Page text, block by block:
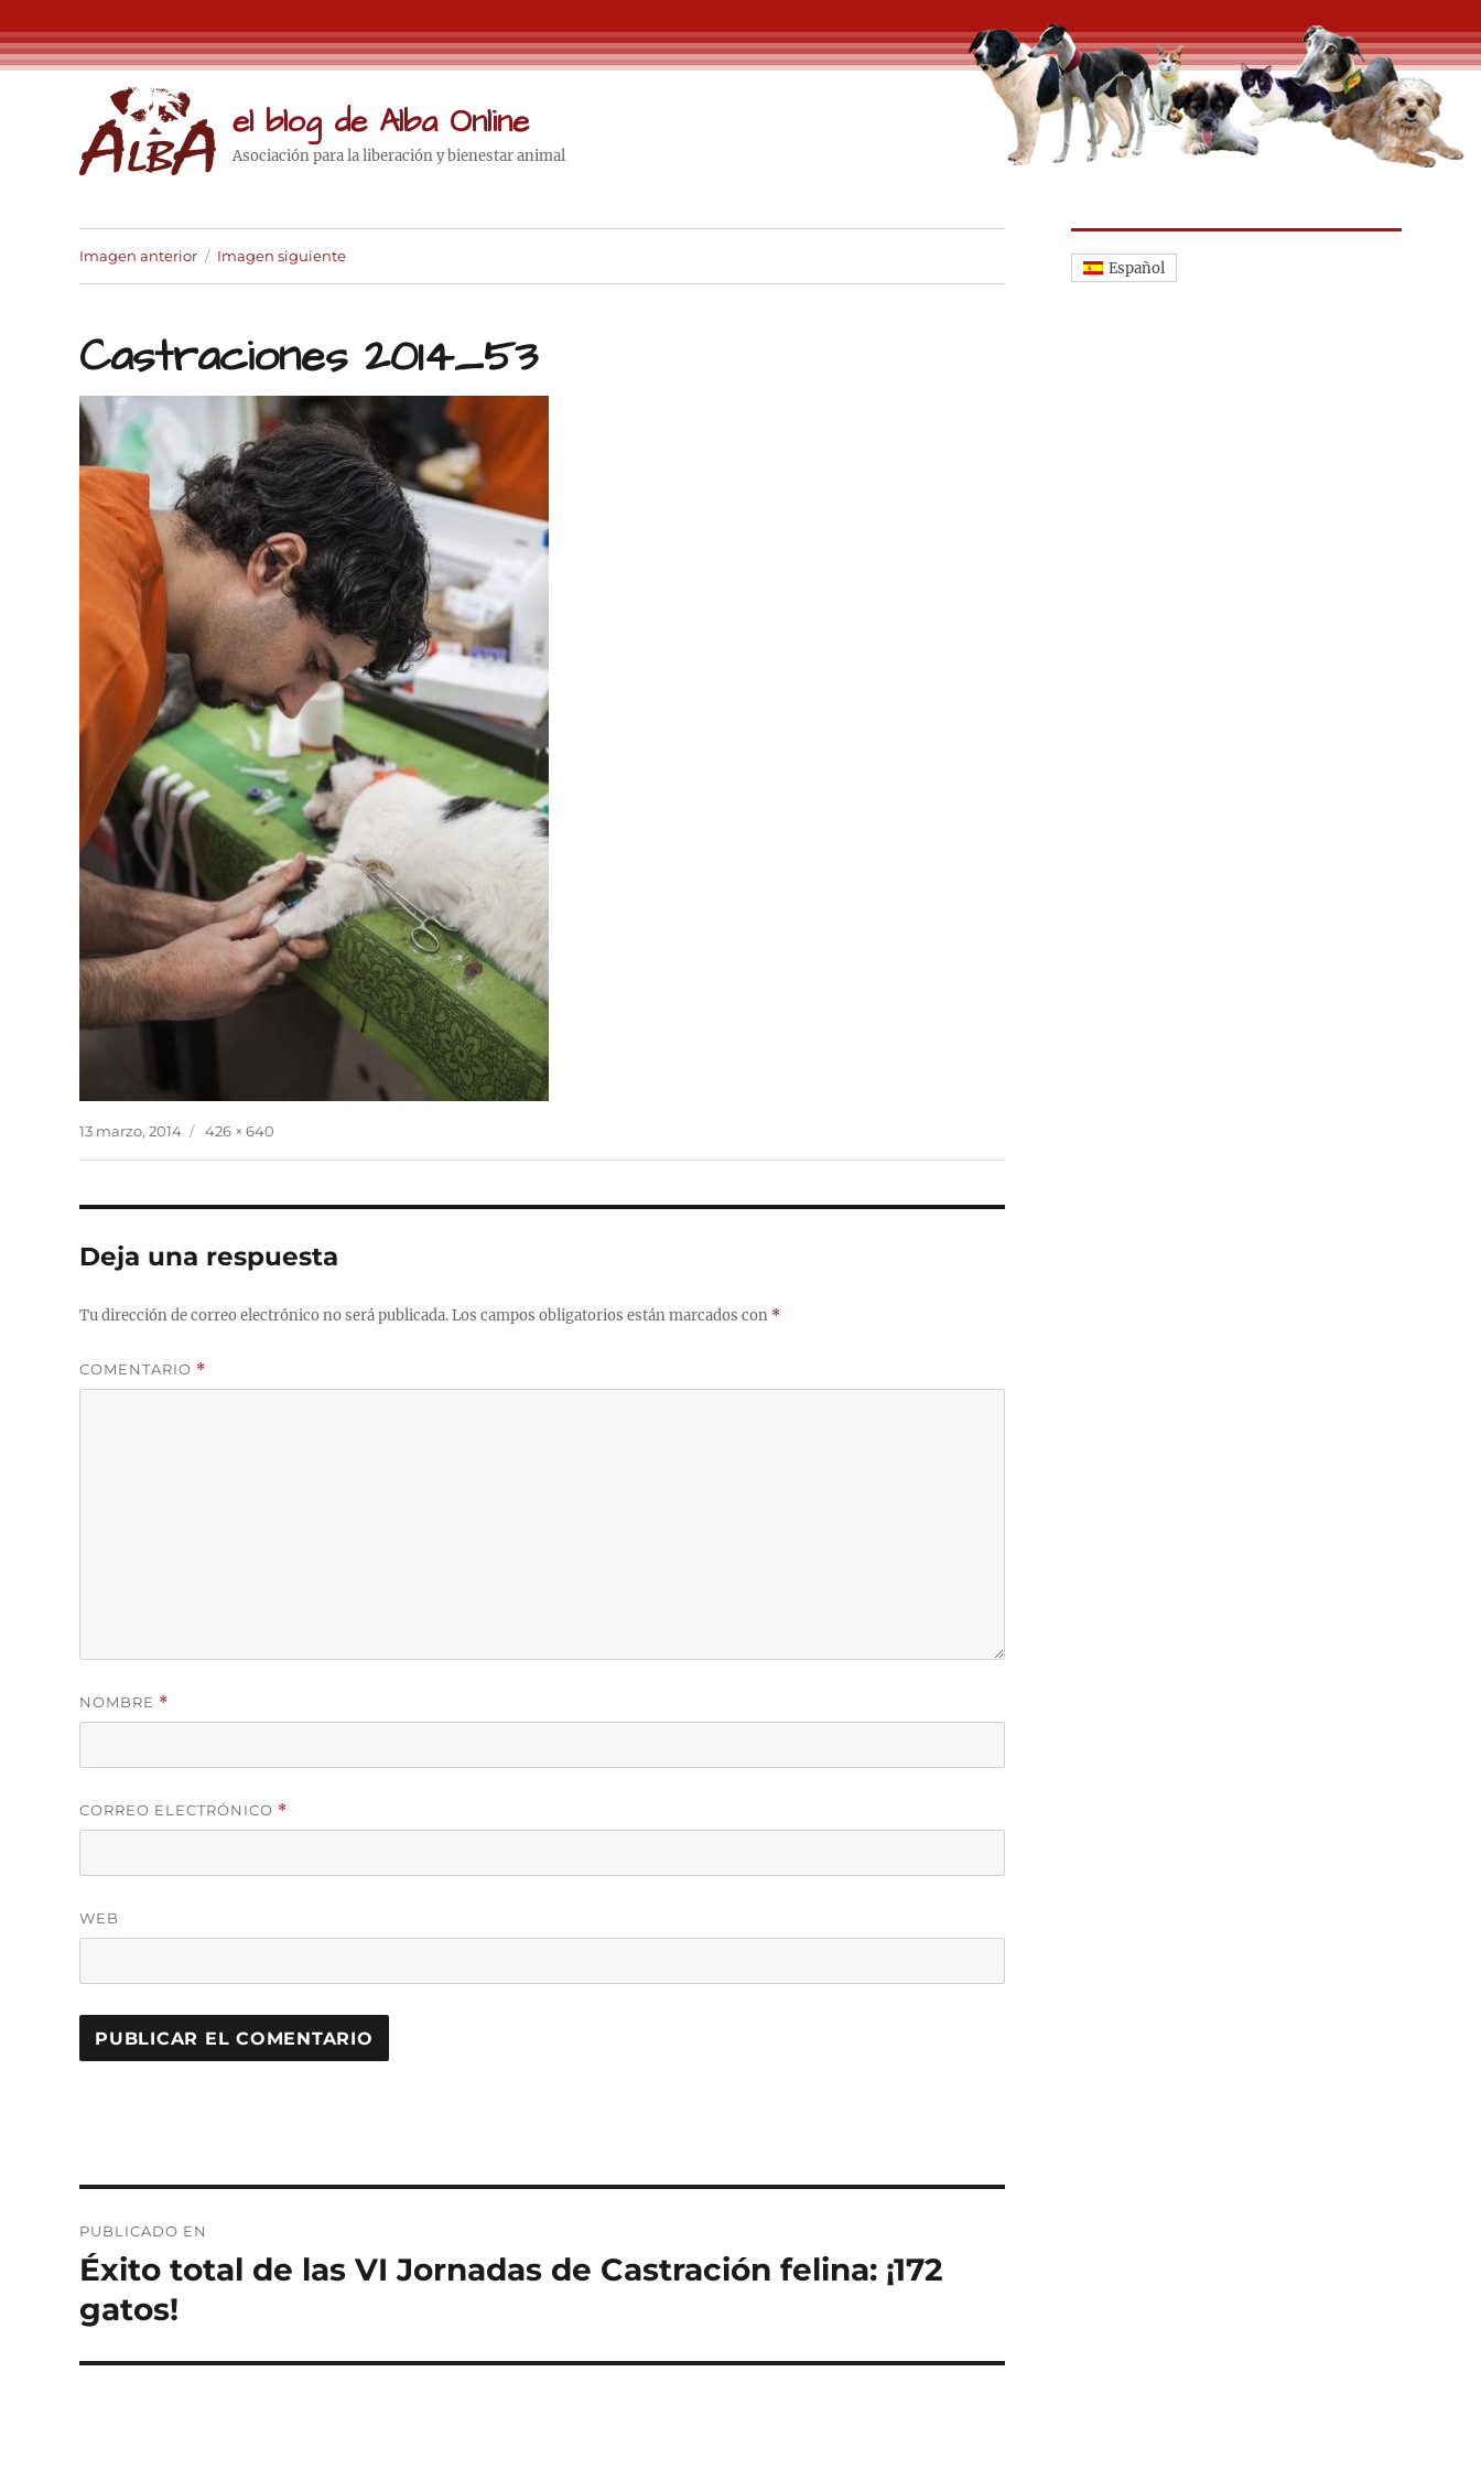
el blog de Alba Online
Asociación para la liberación y bienestar animal
Imagen anterior Imagen siguiente
Castraciones 2014_53
Publicado
13 marzo, 2014
Tamaño
426 × 640
Deja una respuesta
Tu dirección de correo electrónico no será publicada.Los campos obligatorios están marcados con *
COMENTARIO *
NOMBRE *
CORREO ELECTRÓNICO *
WEB
de
entradas
PUBLICADO EN
Éxito total de las VI Jornadas de Castración felina: ¡172
gatos!
Español